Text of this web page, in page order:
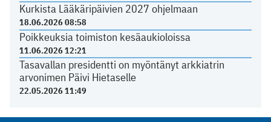
Kurkista Lääkäripäivien 2027 ohjelmaan
18.06.2026 08:58
Poikkeuksia toimiston kesäaukioloissa
11.06.2026 12:21
Tasavallan presidentti on myöntänyt arkkiatrin
arvonimen Päivi Hietaselle
22.05.2026 11:49